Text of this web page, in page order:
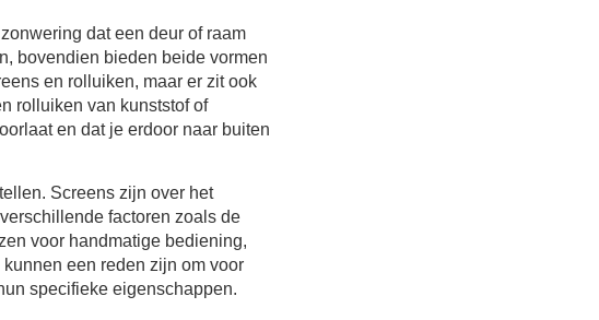
dat een deur of raam
bovendien bieden beide vormen
en rolluiken, maar er zit ook
rolluiken van kunststof of
en dat je erdoor naar buiten
Screens zijn over het
factoren zoals de
voor handmatige bediening,
een reden zijn om voor
specifieke eigenschappen.